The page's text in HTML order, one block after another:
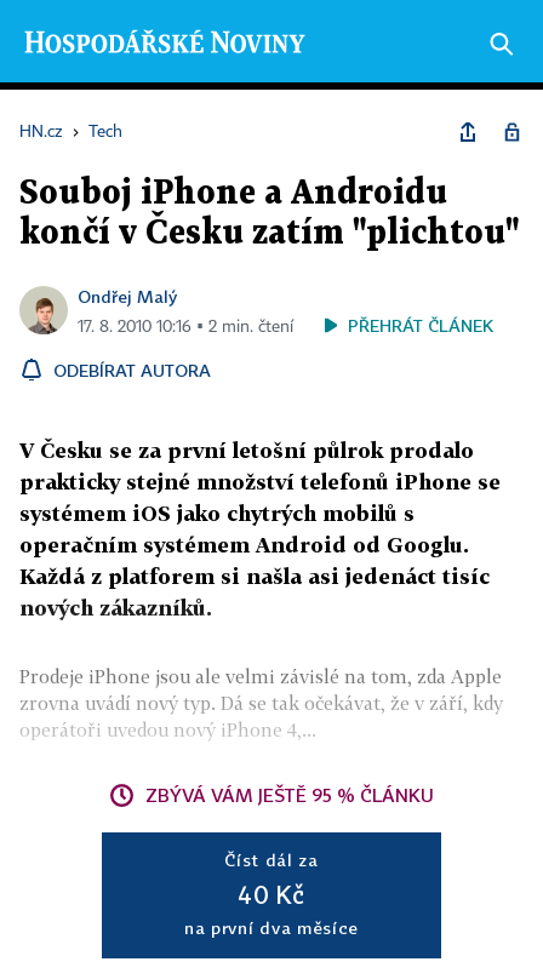
HN.cz › Tech
Souboj iPhone a Androidu
končí v Česku zatím "plichtou"
Ondřej Malý
17. 8. 2010 10:16 ▪ 2 min. čtení PŘEHRÁT ČLÁNEK
ODEBÍRAT AUTORA
V Česku se za první letošní půlrok prodalo
prakticky stejné množství telefonů iPhone se
systémem iOS jako chytrých mobilů s
operačním systémem Android od Googlu.
Každá z platforem si našla asi jedenáct tisíc
nových zákazníků.
Prodeje iPhone jsou ale velmi závislé na tom, zda Apple
zrovna uvádí nový typ. Dá se tak očekávat, že v září, kdy
operátoři uvedou nový iPhone 4,...
ZBÝVÁ VÁM JEŠTĚ 95 % ČLÁNKU
Číst dál za
40 Kč
na první dva měsíce